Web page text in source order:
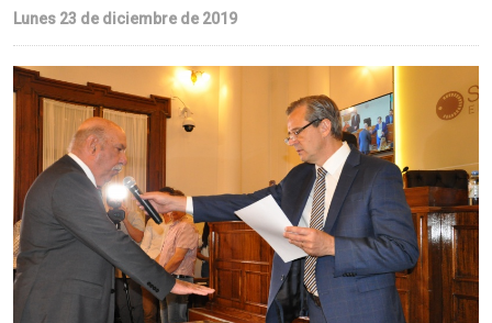
Lunes 23 de diciembre de 2019